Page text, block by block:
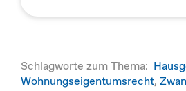
Schlagworte zum Thema:
Wohnungseigentumsrecht,